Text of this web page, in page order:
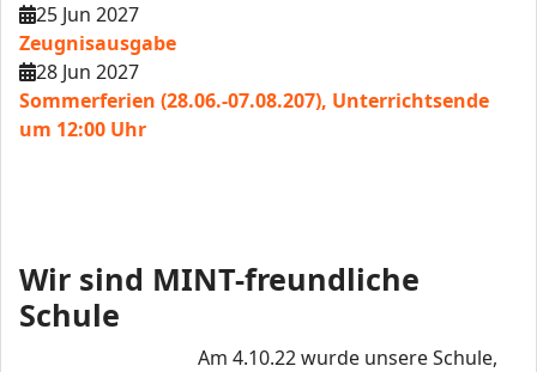
25 Jun 2027
Zeugnisausgabe
28 Jun 2027
Sommerferien (28.06.-07.08.207), Unterrichtsende
um 12:00 Uhr
Wir sind MINT-freundliche
Schule
Am 4.10.22 wurde unsere Schule,